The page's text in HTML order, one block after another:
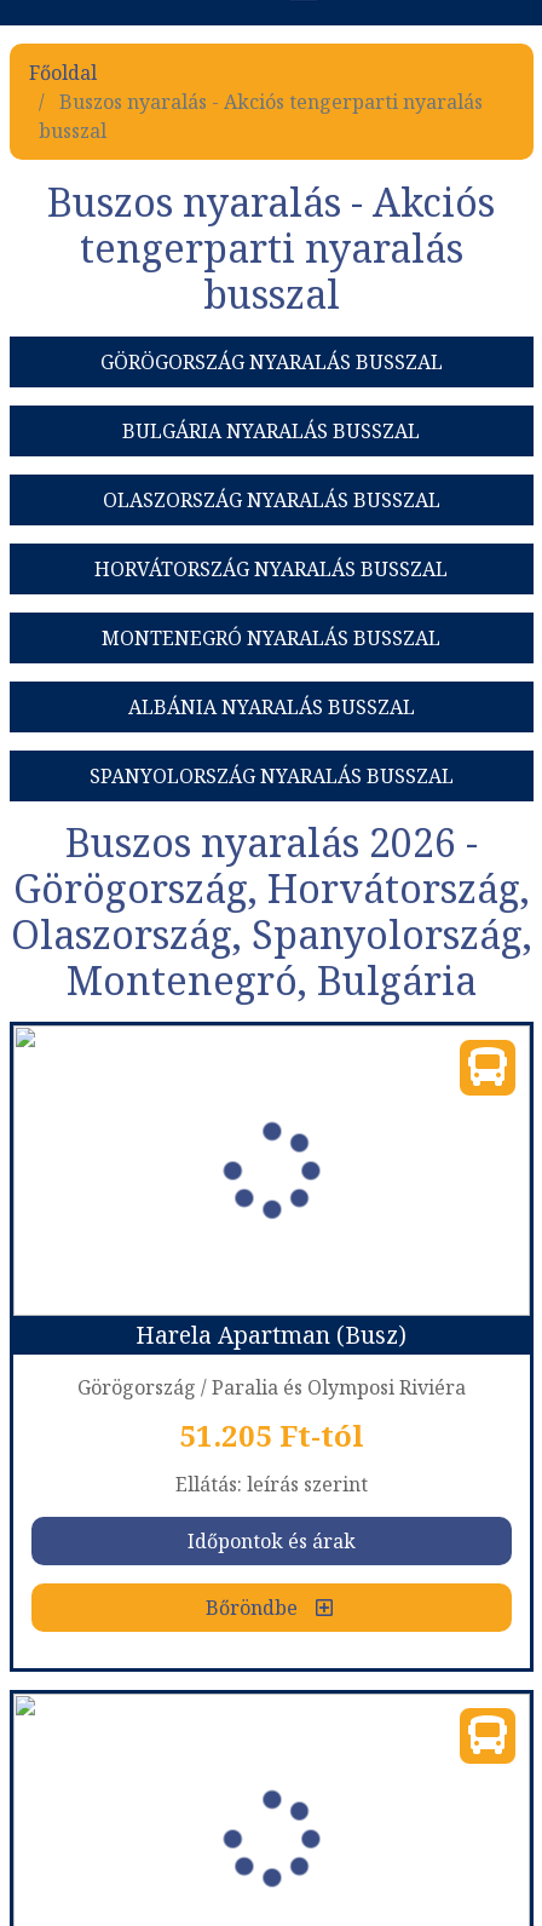
Főoldal
Buszos nyaralás - Akciós tengerparti nyaralás
busszal
Buszos nyaralás - Akciós
tengerparti nyaralás
busszal
GÖRÖGORSZÁG NYARALÁS BUSSZAL
BULGÁRIA NYARALÁS BUSSZAL
OLASZORSZÁG NYARALÁS BUSSZAL
HORVÁTORSZÁG NYARALÁS BUSSZAL
MONTENEGRÓ NYARALÁS BUSSZAL
ALBÁNIA NYARALÁS BUSSZAL
SPANYOLORSZÁG NYARALÁS BUSSZAL
Buszos nyaralás 2026 -
Görögország, Horvátország,
Olaszország, Spanyolország,
Montenegró, Bulgária
Harela Apartman (Busz)
Görögország / Paralia és Olymposi Riviéra
51.205 Ft-tól
Ellátás: leírás szerint
Időpontok és árak
Bőröndbe
Harela Apartman (Busz)
Görögország
Város:Paralia
Utazás módja:Busszal
Ellátás:leírás szerint
Szálláskategória:Apartman
1.em. 202., 3 fő